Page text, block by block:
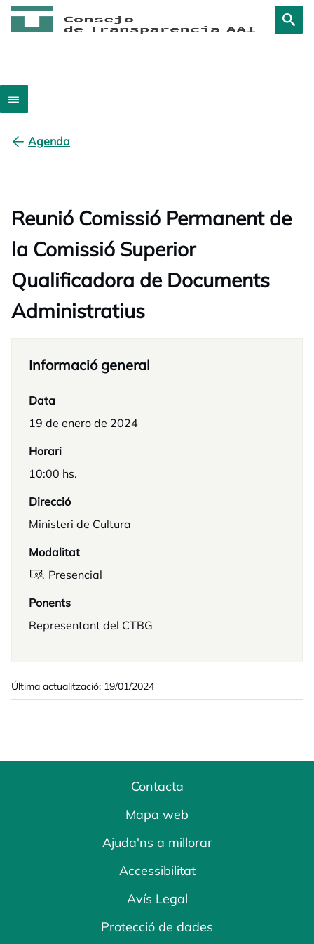
Agenda
Reunió Comissió Permanent de
la Comissió Superior
Qualificadora de Documents
Administratius
Informació general
Data
19 de enero de 2024
Horari
10:00 hs.
Direcció
Ministeri de Cultura
Modalitat
Presencial
Ponents
Representant del CTBG
Última actualització: 19/01/2024
Contacta
Mapa web
Ajuda'ns a millorar
Accessibilitat
Avís Legal
Protecció de dades